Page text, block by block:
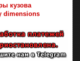
кузова
dimensions